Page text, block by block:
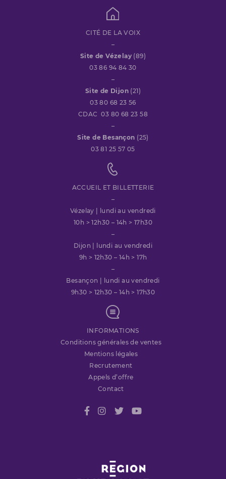
CITÉ DE LA VOIX
–
Site de Vézelay (89)
03 86 94 84 30
–
Site de Dijon (21)
03 80 68 23 56
CDAC 03 80 68 23 58
–
Site de Besançon (25)
03 81 25 57 05
ACCUEIL ET BILLETTERIE
–
Vézelay | lundi au vendredi
10h > 12h30 – 14h > 17h30
–
Dijon | lundi au vendredi
9h > 12h30 – 14h > 17h
–
Besançon | lundi au vendredi
9h30 > 12h30 – 14h > 17h30
INFORMATIONS
Conditions générales de ventes
Mentions légales
Recrutement
Appels d’offre
Contact